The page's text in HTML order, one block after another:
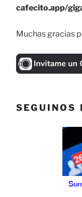
cafecito.app/
Muchas gracias
SEGUINOS